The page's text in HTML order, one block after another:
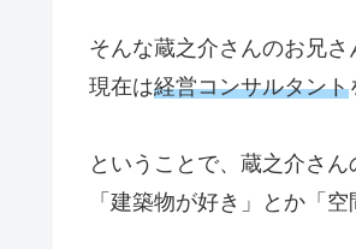
そんな蔵之介さんのお兄さ
現在は経営コンサルタント
ということで、蔵之介さ
「建築物が好き」とか「